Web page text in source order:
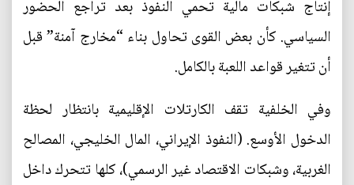
إنتاج شبكات مالية تحمي النفوذ بعد تراجع الحضور
السياسي. كأن بعض القوى تحاول بناء “مخارج آمنة” قبل
أن تتغير قواعد اللعبة بالكامل.
وفي الخلفية تقف الكارتلات الإقليمية بانتظار لحظة
الدخول الأوسع. (النفوذ الإيراني، المال الخليجي، المصالح
الغربية، وشبكات الاقتصاد غير الرسمي)، كلها تتحرك داخل